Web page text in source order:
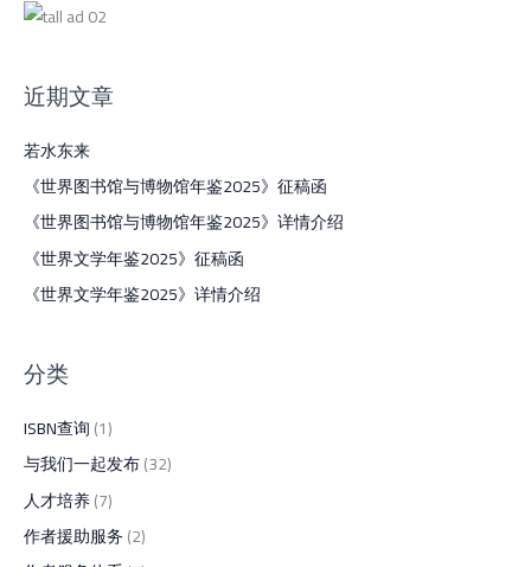
近期文章
若水东来
《世界图书馆与博物馆年鉴2025》征稿函
《世界图书馆与博物馆年鉴2025》详情介绍
《世界文学年鉴2025》征稿函
《世界文学年鉴2025》详情介绍
分类
ISBN查询(1)
与我们一起发布(32)
人才培养(7)
作者援助服务(2)